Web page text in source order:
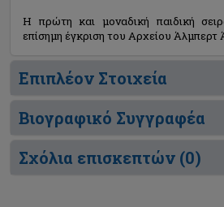
Η πρώτη και μοναδική παιδική
επίσημη έγκριση του Αρχείου Άλμπερτ
Επιπλέον Στοιχεία
Βιογραφικό Συγγραφέα
Σχόλια επισκεπτών (0)